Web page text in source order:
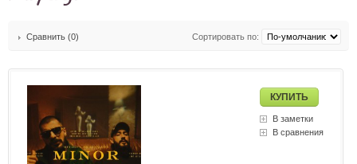
Сравнить (0) Сортировать по:
В заметки
В сравнения